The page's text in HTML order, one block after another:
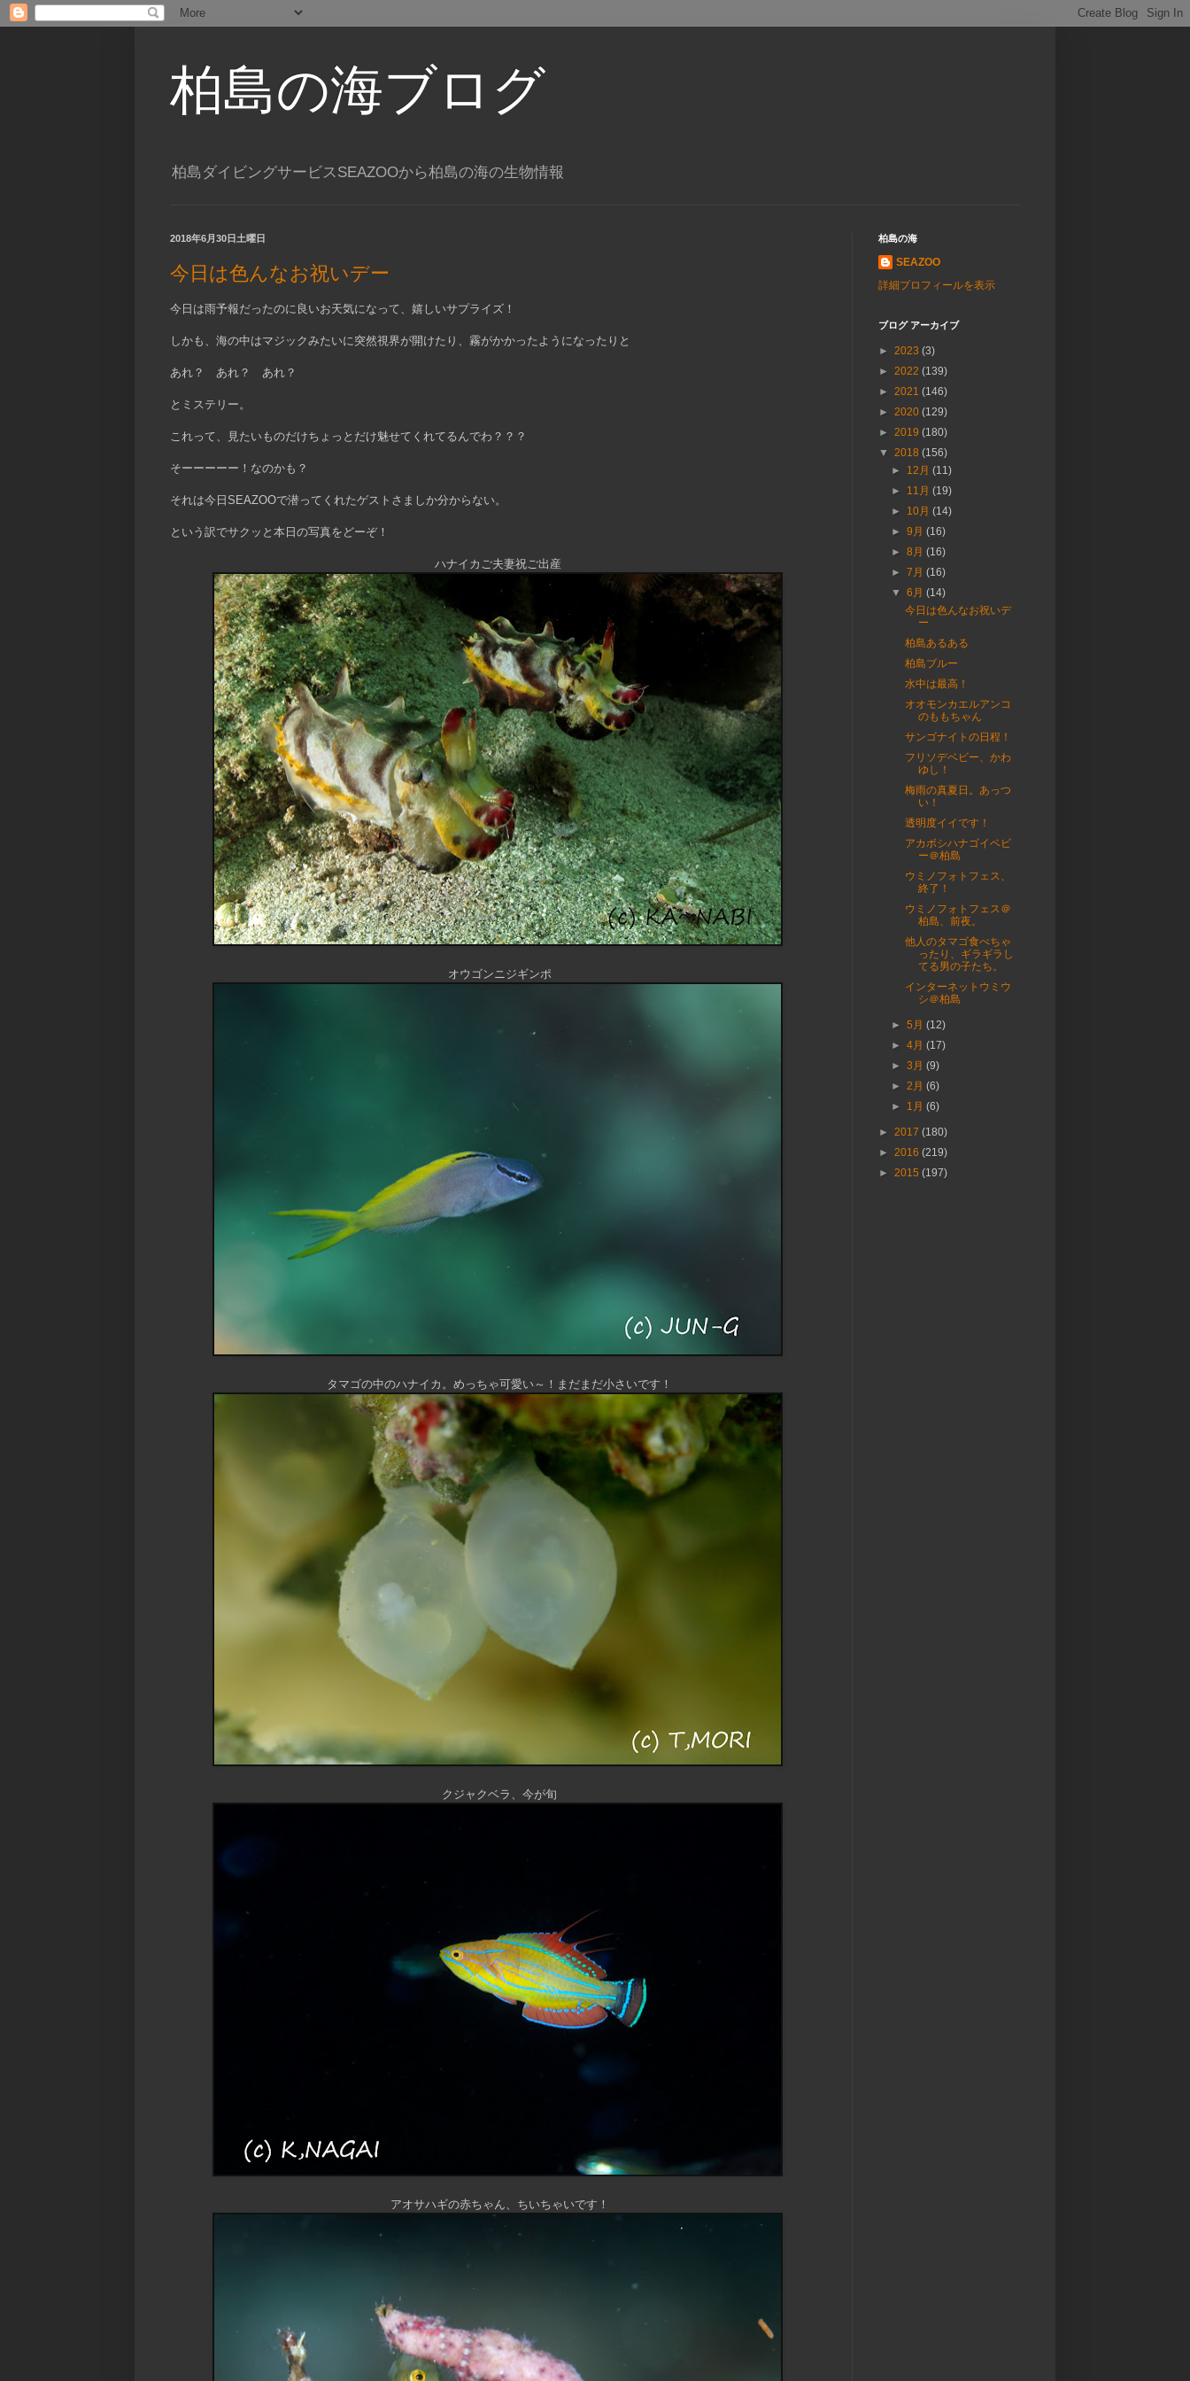
柏島の海ブログ
柏島ダイビングサービスSEAZOOから柏島の海の生物情報
2018年6月30日土曜日
今日は色んなお祝いデー
今日は雨予報だったのに良いお天気になって、嬉しいサプライズ！
しかも、海の中はマジックみたいに突然視界が開けたり、霧がかかったようになったりと
あれ？ あれ？ あれ？
とミステリー。
これって、見たいものだけちょっとだけ魅せてくれてるんでわ？？？
そーーーーー！なのかも？
それは今日SEAZOOで潜ってくれたゲストさましか分からない。
という訳でサクッと本日の写真をどーぞ！
ハナイカご夫妻祝ご出産
オウゴンニジギンポ
タマゴの中のハナイカ。めっちゃ可愛い～！まだまだ小さいです！
クジャクベラ、今が旬
アオサハギの赤ちゃん、ちいちゃいです！
柏島の海
SEAZOO
詳細プロフィールを表示
ブログ アーカイブ
► 2023 (3)
► 2022 (139)
► 2021 (146)
► 2020 (129)
► 2019 (180)
▼ 2018 (156)
► 12月(11)
► 11月(19)
► 10月(14)
►9月(16)
►8月(16)
►7月(16)
▼6月(14)
今日は色んなお祝いデ
ー
柏島あるある
柏島ブルー
水中は最高！
オオモンカエルアンコ
のももちゃん
サンゴナイトの日程！
フリソデベビー、かわ
ゆし！
梅雨の真夏日。あっつ
い！
透明度イイです！
アカボシハナゴイベビ
ー＠柏島
ウミノフォトフェス、
終了！
ウミノフォトフェス＠
柏島、前夜。
他人のタマゴ食べちゃ
ったり、ギラギラし
てる男の子たち。
インターネットウミウ
シ＠柏島
►5月(12)
►4月(17)
►3月(9)
►2月(6)
► 1月(6)
► 2017 (180)
► 2016 (219)
► 2015 (197)